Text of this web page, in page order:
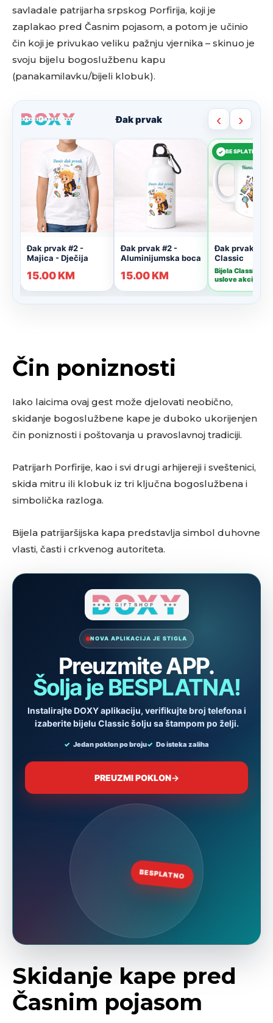
savladale patrijarha srpskog Porfirija, koji je
zaplakao pred Časnim pojasom, a potom je učinio
čin koji je privukao veliku pažnju vjernika – skinuo je
svoju bijelu bogoslužbenu kapu
(panakamilavku/bijeli klobuk).
Čin poniznosti
Iako laicima ovaj gest može djelovati neobično,
skidanje bogoslužbene kape je duboko ukorijenjen
čin poniznosti i poštovanja u pravoslavnoj tradiciji.
Patrijarh Porfirije, kao i svi drugi arhijereji i sveštenici,
skida mitru ili klobuk iz tri ključna bogoslužbena i
simbolička razloga.
Bijela patrijaršijska kapa predstavlja simbol duhovne
vlasti, časti i crkvenog autoriteta.
Skidanje kape pred
Časnim pojasom